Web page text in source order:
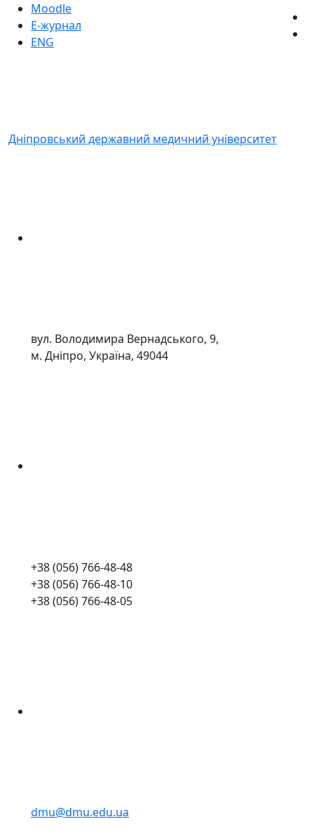
Moodle
Е-журнал
ENG
Дніпровський державний медичний університет
вул. Володимира Вернадського, 9,
м. Дніпро, Україна, 49044
+38 (056) 766-48-48
+38 (056) 766-48-10
+38 (056) 766-48-05
dmu@dmu.edu.ua